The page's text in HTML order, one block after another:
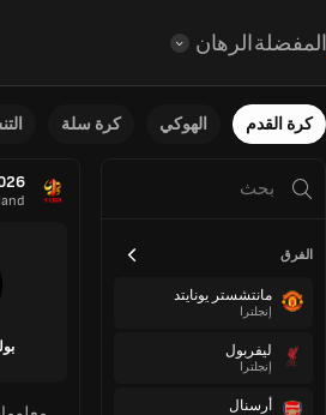
المفضلةالرهان
كرة القدم الهوكي كرة سلة
الفرق
مانتشستر يونايتد
إنجلترا
ليفربول
إنجلترا
أرسنال